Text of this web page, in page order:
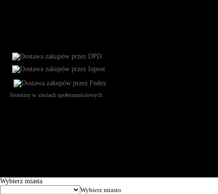
Jesteśmy w sieciach społecznościowych
Wybierz miasta